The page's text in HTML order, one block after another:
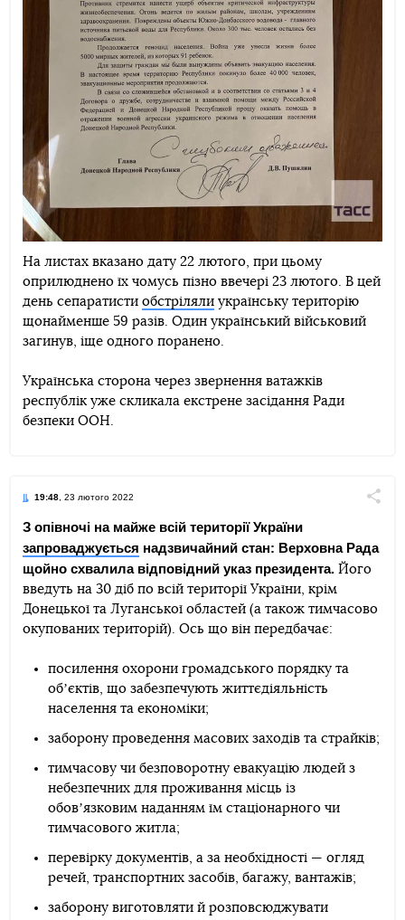
На листах вказано дату 22 лютого, при цьому
оприлюднено їх чомусь пізно ввечері 23 лютого. В цей
день сепаратисти обстріляли українську територію
щонайменше 59 разів. Один український військовий
загинув, іще одного поранено.
Українська сторона через звернення ватажків
республік уже скликала екстрене засідання Ради
безпеки ООН.
19:48 , 23 лютого 2022
TelegramFacebookTwitter
З опівночі на майже всій території України
запроваджується надзвичайний стан: Верховна Рада
щойно схвалила відповідний указ президента. Його
введуть на 30 діб по всій території України, крім
Донецької та Луганської областей (а також тимчасово
окупованих територій). Ось що він передбачає:
посилення охорони громадського порядку та
обʼєктів, що забезпечують життєдіяльність
населення та економіки;
заборону проведення масових заходів та страйків;
тимчасову чи безповоротну евакуацію людей з
небезпечних для проживання місць із
обовʼязковим наданням їм стаціонарного чи
тимчасового житла;
перевірку документів, а за необхідності — огляд
речей, транспортних засобів, багажу, вантажів;
заборону виготовляти й розповсюджувати